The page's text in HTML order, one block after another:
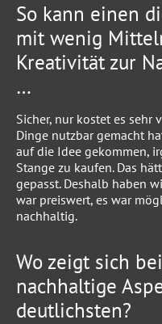
So kann einen
mit wenig
Kreativität zur
…
Sicher, nur kostet es sehr
Dinge nutzbar gemacht
auf die Idee gekommen,
Stange zu kaufen. Das
gepasst. Deshalb haben
war preiswert, es war
nachhaltig.
Wo zeigt sich
nachhaltige
deutlichsten?